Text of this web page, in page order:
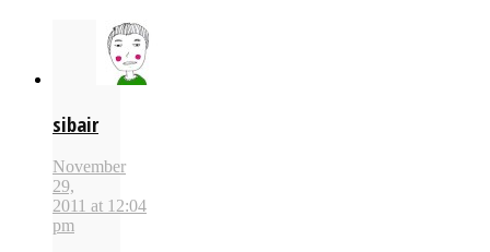
sibair
November
29,
2011 at 12:04
pm